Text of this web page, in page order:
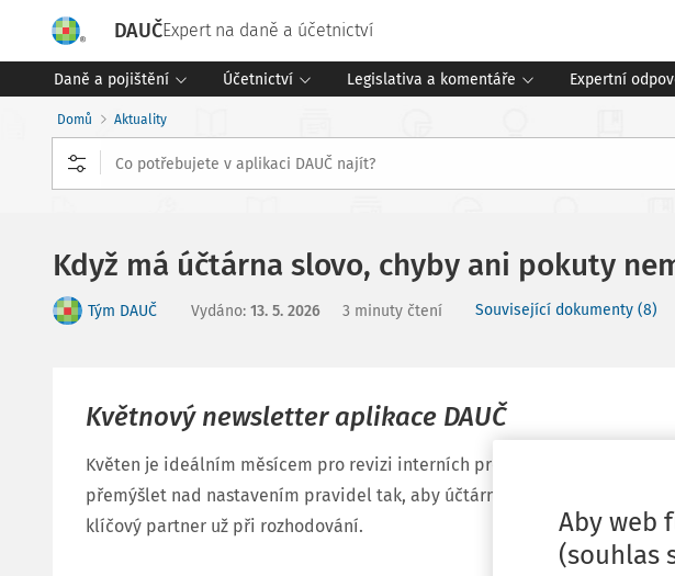
DAUČExpert na daně a účetnictví
Daně a pojištění Účetnictví Legislativa a komentáře Expertní
Domů Aktuality
Když má účtárna slovo, chyby ani pokuty
Tým DAUČ Vydáno: 13. 5. 2026 3 minuty čtení Související dokumenty (8)
Květnový newsletter aplikace DAUČ
Květen je ideálním měsícem pro revizi interních procesů. Právě teď je
přemýšlet nad nastavením pravidel tak, aby účtárna nebyla „poslední na
klíčový partner už při rozhodování.
Aby web
(souhlas